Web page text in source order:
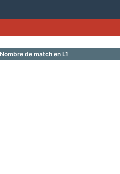
Nombre de match en L1